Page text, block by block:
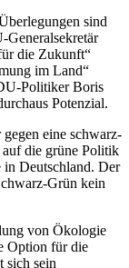
sind
die Zukunft“
im Land“
Politiker Boris
Potenzial.
eine schwarz-
die grüne Politik
in Deutschland. Der
Grün kein
von Ökologie
Option für die
sich sein